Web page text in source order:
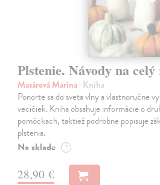
Plstenie. Návody na
Masárová Marína| Kniha
Ponorte sa do sveta vlny a vlastnoručne
vecičiek. Kniha obsahuje informácie o
pomôckach, taktiež podrobne popisuje
plstenia.
Na sklade ?
28,90 €